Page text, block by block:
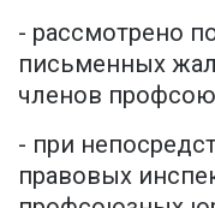
- рассмотрено
письменных
членов
- при
правовых